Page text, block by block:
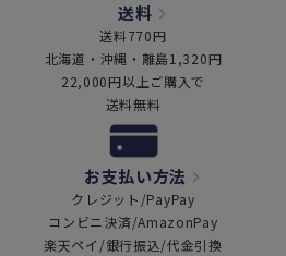
送料
送料770円
北海道・沖縄・離島1,320円
22,000円以上ご購入で
送料無料
お支払い方法
クレジット/PayPay
コンビニ決済/AmazonPay
楽天ペイ/銀行振込/代金引換